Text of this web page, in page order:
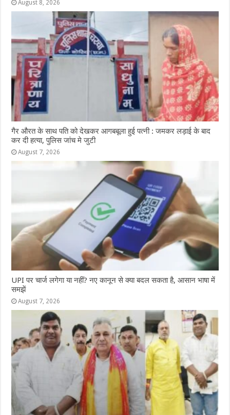
August 8, 2026
गैर औरत के साथ पति को देखकर आगबबूला हुई पत्नी : जमकर लड़ाई के बाद
कर दी हत्या, पुलिस जांच मे जुटी
August 7, 2026
UPI पर चार्ज लगेगा या नहीं? नए कानून से क्या बदल सकता है, आसान भाषा में
समझें
August 7, 2026